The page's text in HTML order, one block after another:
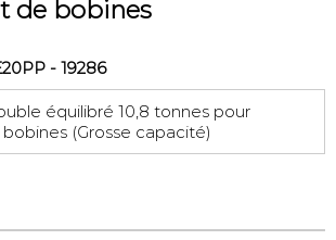
de bobines
- 19286
équilibré 10,8 tonnes pour
(Grosse capacité)